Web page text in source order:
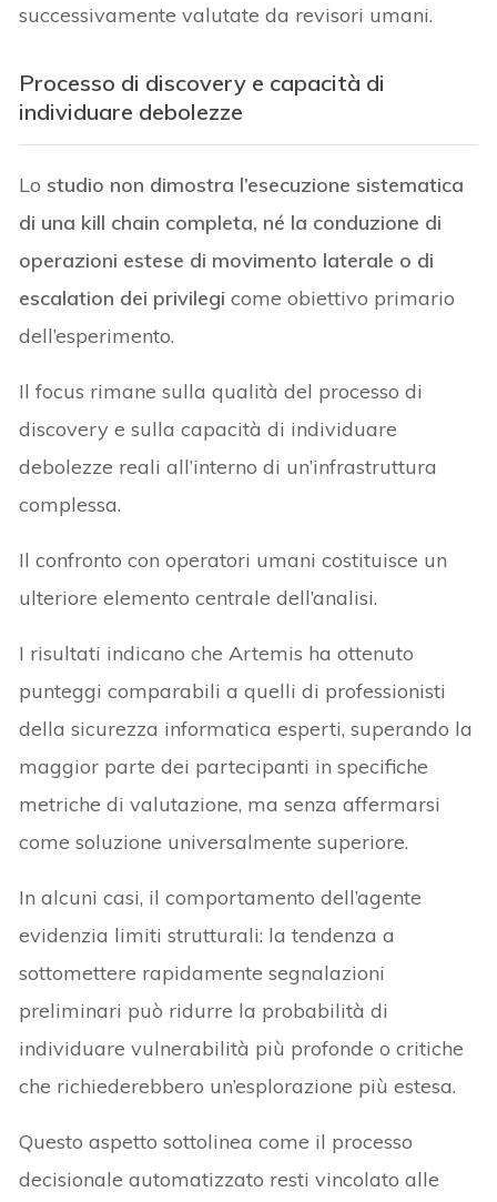
successivamente valutate da revisori umani.
Processo di discovery e capacità di
individuare debolezze
Lo studio non dimostra l’esecuzione sistematica
di una kill chain completa, né la conduzione di
operazioni estese di movimento laterale o di
escalation dei privilegi come obiettivo primario
dell’esperimento.
Il focus rimane sulla qualità del processo di
discovery e sulla capacità di individuare
debolezze reali all’interno di un’infrastruttura
complessa.
Il confronto con operatori umani costituisce un
ulteriore elemento centrale dell’analisi.
I risultati indicano che Artemis ha ottenuto
punteggi comparabili a quelli di professionisti
della sicurezza informatica esperti, superando la
maggior parte dei partecipanti in specifiche
metriche di valutazione, ma senza affermarsi
come soluzione universalmente superiore.
In alcuni casi, il comportamento dell’agente
evidenzia limiti strutturali: la tendenza a
sottomettere rapidamente segnalazioni
preliminari può ridurre la probabilità di
individuare vulnerabilità più profonde o critiche
che richiederebbero un’esplorazione più estesa.
Questo aspetto sottolinea come il processo
decisionale automatizzato resti vincolato alle